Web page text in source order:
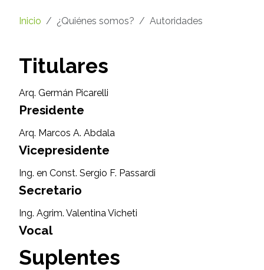
Inicio ¿Quiénes somos? Autoridades
Titulares
Arq. Germán Picarelli
Presidente
Arq. Marcos A. Abdala
Vicepresidente
Ing. en Const. Sergio F. Passardi
Secretario
Ing. Agrim. Valentina Vicheti
Vocal
Suplentes